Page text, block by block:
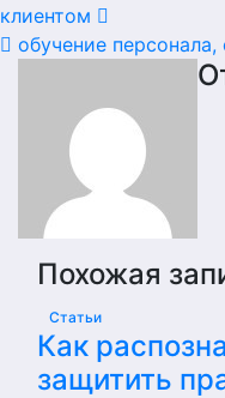
клиентом
обучение персонала,
Похожая
Статьи
Как
защитить